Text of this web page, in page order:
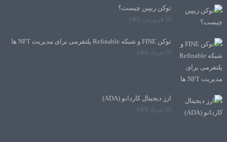
توکن زیپین چیست؟
18 فروردین 1401
توکن FINE و شبکه Refinable پلتفرمی برای مدیریت NFT ها
18 خرداد 1400
ارز دیجیتال کاردانو (ADA)
16 خرداد 1400